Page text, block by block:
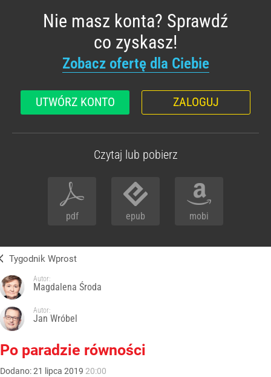
Nie masz konta? Sprawdź
co zyskasz!
Zobacz ofertę dla Ciebie
UTWÓRZ KONTO ZALOGUJ
Czytaj lub pobierz
pdf epub mobi
Tygodnik Wprost
Autor:
Magdalena Środa
Autor:
Jan Wróbel
Po paradzie równości
Dodano:21 lipca 2019 20:00